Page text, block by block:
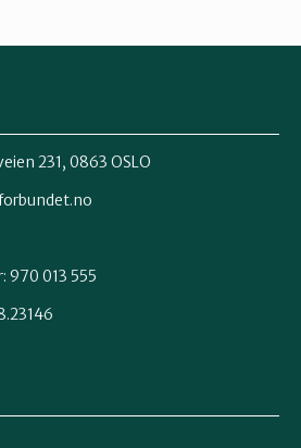
231, 0863 OSLO
970 013 555